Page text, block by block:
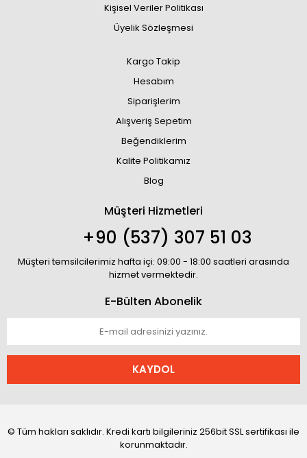
Kişisel Veriler Politikası
Üyelik Sözleşmesi
Kargo Takip
Hesabım
Siparişlerim
Alışveriş Sepetim
Beğendiklerim
Kalite Politikamız
Blog
Müşteri Hizmetleri
+90 (537) 307 51 03
Müşteri temsilcilerimiz hafta içi: 09:00 - 18:00 saatleri arasında
hizmet vermektedir.
E-Bülten Abonelik
KAYDOL
© Tüm hakları saklıdır. Kredi kartı bilgileriniz 256bit SSL sertifikası ile
korunmaktadır.